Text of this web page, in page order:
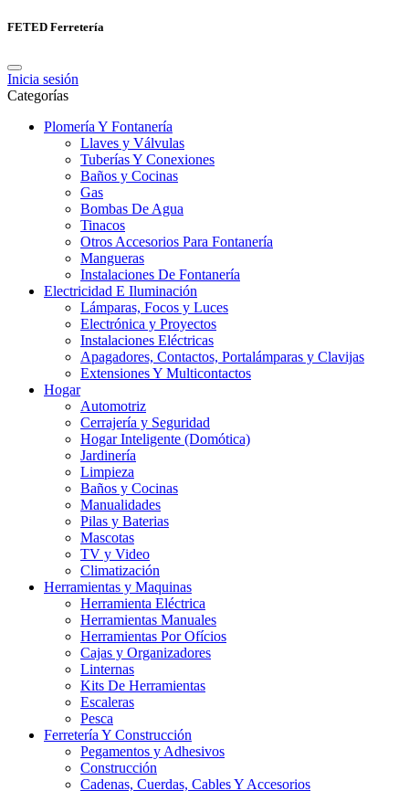
FETED Ferretería
Inicia sesión
Categorías
Plomería Y Fontanería
Llaves y Válvulas
Tuberías Y Conexiones
Baños y Cocinas
Gas
Bombas De Agua
Tinacos
Otros Accesorios Para Fontanería
Mangueras
Instalaciones De Fontanería
Electricidad E Iluminación
Lámparas, Focos y Luces
Electrónica y Proyectos
Instalaciones Eléctricas
Apagadores, Contactos, Portalámparas y Clavijas
Extensiones Y Multicontactos
Hogar
Automotriz
Cerrajería y Seguridad
Hogar Inteligente (Domótica)
Jardinería
Limpieza
Baños y Cocinas
Manualidades
Pilas y Baterias
Mascotas
TV y Video
Climatización
Herramientas y Maquinas
Herramienta Eléctrica
Herramientas Manuales
Herramientas Por Ofícios
Cajas y Organizadores
Linternas
Kits De Herramientas
Escaleras
Pesca
Ferretería Y Construcción
Pegamentos y Adhesivos
Construcción
Cadenas, Cuerdas, Cables Y Accesorios